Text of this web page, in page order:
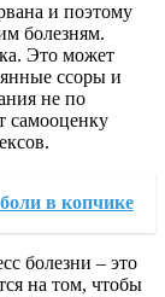
и поэтому
болезням.
Это может
ссоры и
не по
самооценку
в копчике
болезни – это
на том, чтобы